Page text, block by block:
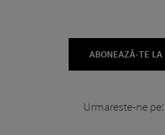
ABONEAZĂ-TE
Urmareste-ne pe: